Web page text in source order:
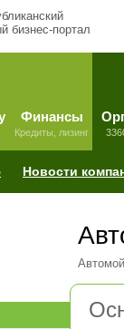
бизнес-портал
Финансы
Кредиты, лизинг
Новости